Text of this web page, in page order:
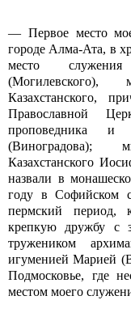
— Первое место
городе Алма-Ата, в
место служения
(Могилевского),
Казахстанского,
Православной
проповедника и
(Виноградова);
Казахстанского
назвали в
году в Софийском
пермский период,
крепкую дружбу с
тружеником
игуменией Марией
Подмосковье, где
местом моего